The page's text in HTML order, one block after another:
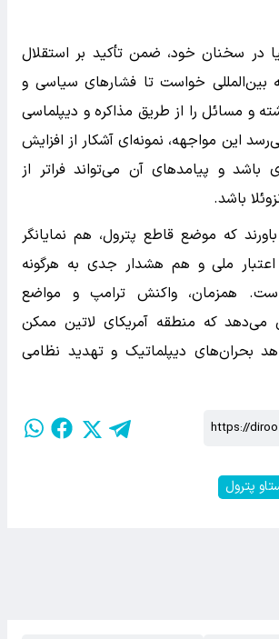
در سخنان خود، ضمن تأکید بر استقلال
بین‌المللی خواست تا فشارهای سیاسی و
و مسائل را از طریق مذاکره و دیپلماسی
این مواجهه، نمونه‌ای آشکار از افزایش
و پیامدهای آن می‌تواند فراتر از
باشد.
که موضع قاطع پترول، هم نمایانگر
ملی و هم هشدار جدی به هرگونه
همزمان، واکنش ترامپ و مواضع
می‌دهد که منطقه آمریکای لاتین ممکن
بحران‌های دیپلماتیک و تهدید نظامی
پترول